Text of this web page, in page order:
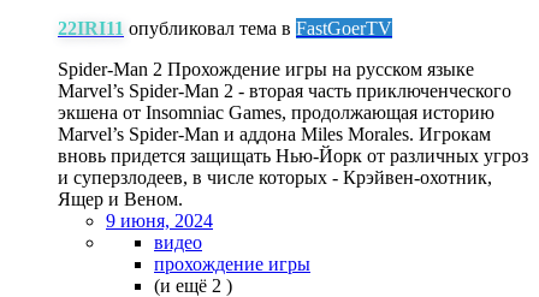
22IRI11 опубликовал тема в FastGoerTV
Spider-Man 2 Прохождение игры на русском языке
Marvel’s Spider-Man 2 - вторая часть приключенческого
экшена от Insomniac Games, продолжающая историю
Marvel’s Spider-Man и аддона Miles Morales. Игрокам
вновь придется защищать Нью-Йорк от различных угроз
и суперзлодеев, в числе которых - Крэйвен-охотник,
Ящер и Веном.
9 июня, 2024
видео
прохождение игры
(и ещё 2 )